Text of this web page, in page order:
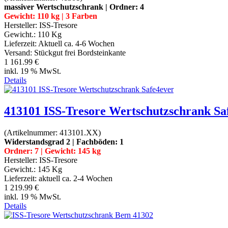
massiver Wertschutzschrank | Ordner: 4
Gewicht: 110 kg | 3 Farben
Hersteller: ISS-Tresore
Gewicht.: 110 Kg
Lieferzeit: Aktuell ca. 4-6 Wochen
Versand: Stückgut frei Bordsteinkante
1 161.99 €
inkl. 19 % MwSt.
Details
413101 ISS-Tresore Wertschutzschrank
(Artikelnummer: 413101.XX)
Widerstandsgrad 2 | Fachböden: 1
Ordner: 7 | Gewicht: 145 kg
Hersteller: ISS-Tresore
Gewicht.: 145 Kg
Lieferzeit: aktuell ca. 2-4 Wochen
1 219.99 €
inkl. 19 % MwSt.
Details